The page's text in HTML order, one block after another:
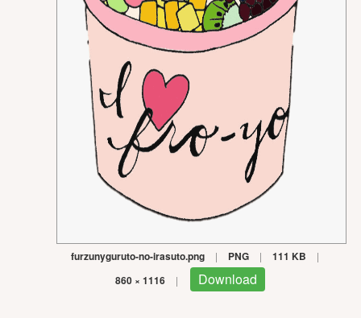
furzunyguruto-no-irasuto.png | PNG | 111 KB |
860 × 1116 | Download